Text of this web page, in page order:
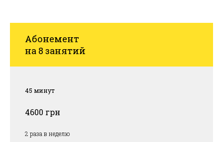
Абонемент
на 8 занятий
45 минут
4600 грн
2 раза в неделю